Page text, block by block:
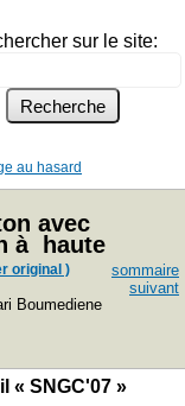
sur le site:
au hasard
avec
à haute
original )
Boumediene
sommaire
suivant
« SNGC'07 »